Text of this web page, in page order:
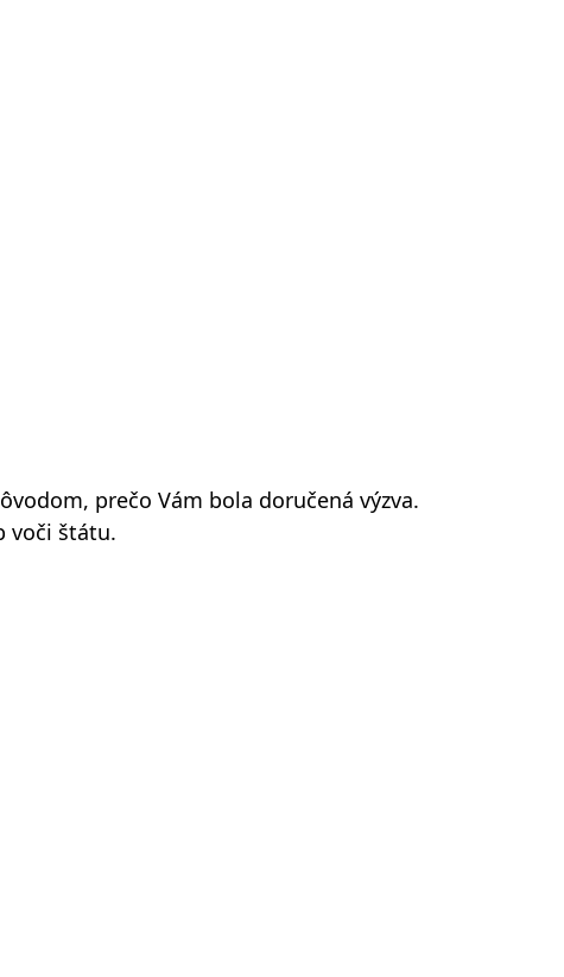
prečo Vám bola doručená výzva.
voči štátu.